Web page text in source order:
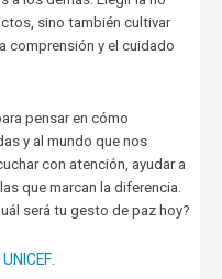
sino también cultivar
comprensión y el cuidado
pensar en cómo
y al mundo que nos
con atención, ayudar a
que marcan la diferencia.
será tu gesto de paz hoy?
.